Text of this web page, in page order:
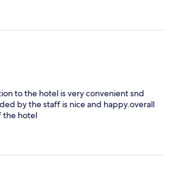
to the hotel is very convenient snd
by the staff is nice and happy.overall
the hotel